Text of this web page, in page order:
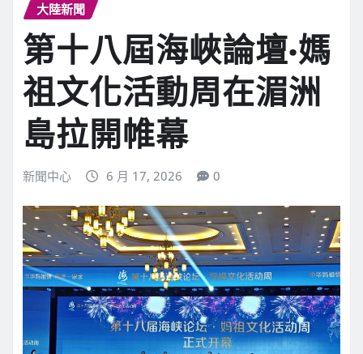
大陸新聞
第十八屆海峽論壇·媽
祖文化活動周在湄洲
島拉開帷幕
新聞中心 6 月 17, 2026 0